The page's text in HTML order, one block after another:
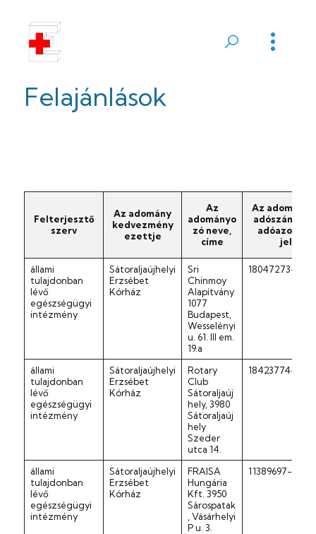
Ugrás
tartalomraSátoraljaújhelyi
Erzsébet
Kórház
Felajánlások
Felterjesztő
szerv
Az adomány
kedvezmény
ezettje
Az
adományo
zó neve,
címe
Az
adószáma
jele
állami
tulajdonban
lévő
egészségügyi
intézmény
Sátoraljaújhelyi
Erzsébet
Kórház
Sri
Chinmoy
Alapítvány
1077
Budapest,
Wesselényi
u. 61. III em.
19.a
18047273-1-42
állami
tulajdonban
lévő
egészségügyi
intézmény
Sátoraljaújhelyi
Erzsébet
Kórház
Rotary
Club
Sátoraljaúj
hely, 3980
Sátoraljaúj
hely
Szeder
utca 14.
18423774-1-05
állami
tulajdonban
lévő
egészségügyi
intézmény
Sátoraljaújhelyi
Erzsébet
Kórház
FRAISA
Hungária
Kft. 3950
Sárospatak
, Vásárhelyi
P u. 3.
11389697-2-05